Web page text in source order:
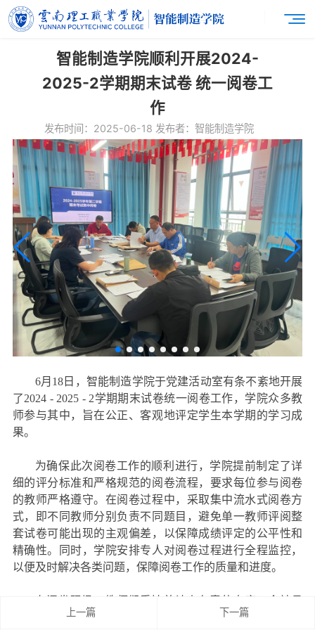
智能制造学院顺利开展2024-
2025-2学期期末试卷 统一阅卷工
作
发布时间：2025-06-18 发布者：智能制造学院
6月 18 日，智能制造学院于党建活动室有条不紊地开展
了2024 - 2025 - 2学期期末试卷统一阅卷工作，学院众多教
师参与其中，旨在公正、客观地评定学生本学期的学习成
果。
为确保此次阅卷工作的顺利进行，学院提前制定了详
细的评分标准和严格规范的阅卷流程，要求每位参与阅卷
的教师严格遵守。在阅卷过程中，采取集中流水式阅卷方
式，即不同教师分别负责不同题目，避免单一教师评阅整
套试卷可能出现的主观偏差，以保障成绩评定的公平性和
精确性。同时，学院安排专人对阅卷过程进行全程监控，
以便及时解决各类问题，保障阅卷工作的质量和进度。
注地审阅每份试卷。他们仔细核对答案，精准打分。遇到
上一篇 下一篇